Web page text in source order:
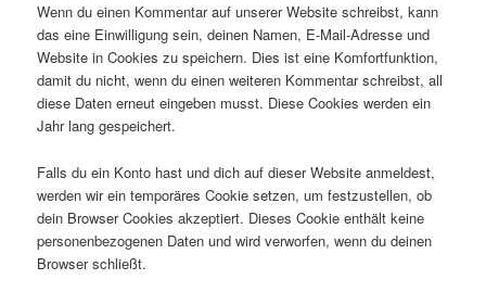
Wenn du einen Kommentar auf unserer Website schreibst, kann
das eine Einwilligung sein, deinen Namen, E-Mail-Adresse und
Website in Cookies zu speichern. Dies ist eine Komfortfunktion,
damit du nicht, wenn du einen weiteren Kommentar schreibst, all
diese Daten erneut eingeben musst. Diese Cookies werden ein
Jahr lang gespeichert.
Falls du ein Konto hast und dich auf dieser Website anmeldest,
werden wir ein temporäres Cookie setzen, um festzustellen, ob
dein Browser Cookies akzeptiert. Dieses Cookie enthält keine
personenbezogenen Daten und wird verworfen, wenn du deinen
Browser schließt.